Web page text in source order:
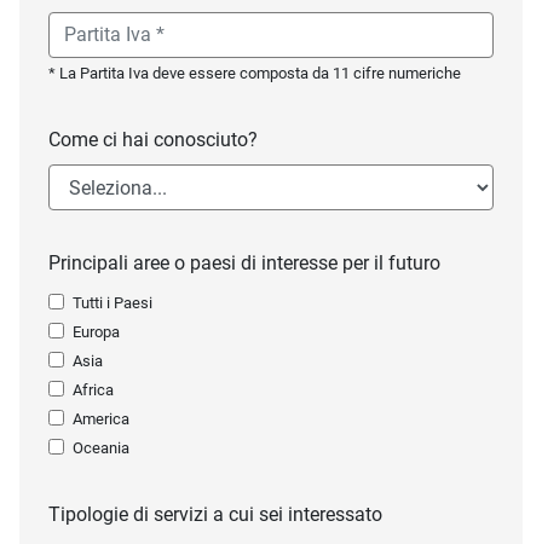
* La Partita Iva deve essere composta da 11 cifre numeriche
Come ci hai conosciuto?
Principali aree o paesi di interesse per il futuro
Tutti i Paesi
Europa
Asia
Africa
America
Oceania
Tipologie di servizi a cui sei interessato